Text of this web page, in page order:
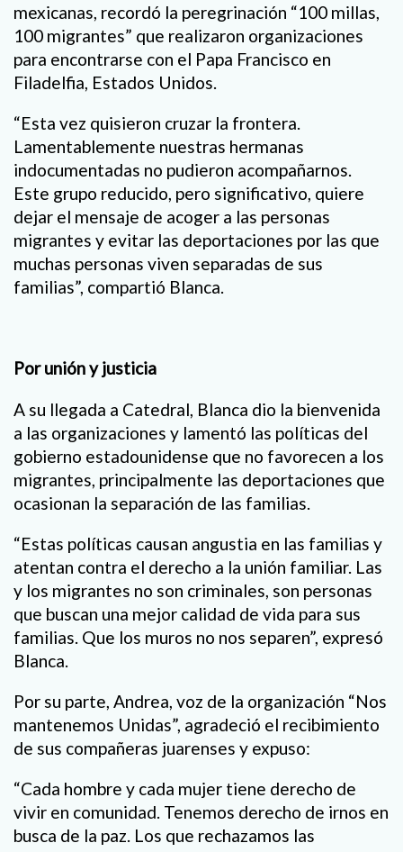
mexicanas, recordó la peregrinación “100 millas,
100 migrantes” que realizaron organizaciones
para encontrarse con el Papa Francisco en
Filadelfia, Estados Unidos.
“Esta vez quisieron cruzar la frontera.
Lamentablemente nuestras hermanas
indocumentadas no pudieron acompañarnos.
Este grupo reducido, pero significativo, quiere
dejar el mensaje de acoger a las personas
migrantes y evitar las deportaciones por las que
muchas personas viven separadas de sus
familias”, compartió Blanca.
Por unión y justicia
A su llegada a Catedral, Blanca dio la bienvenida
a las organizaciones y lamentó las políticas del
gobierno estadounidense que no favorecen a los
migrantes, principalmente las deportaciones que
ocasionan la separación de las familias.
“Estas políticas causan angustia en las familias y
atentan contra el derecho a la unión familiar. Las
y los migrantes no son criminales, son personas
que buscan una mejor calidad de vida para sus
familias. Que los muros no nos separen”, expresó
Blanca.
Por su parte, Andrea, voz de la organización “Nos
mantenemos Unidas”, agradeció el recibimiento
de sus compañeras juarenses y expuso:
“Cada hombre y cada mujer tiene derecho de
vivir en comunidad. Tenemos derecho de irnos en
busca de la paz. Los que rechazamos las